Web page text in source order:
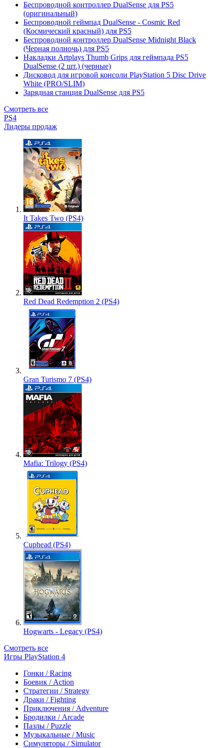
Беспроводной контроллер DualSense для PS5
(оригинальный)
Беспроводной геймпад DualSense - Cosmic Red
(Космический красный) для PS5
Беспроводной контроллер DualSense Midnight Black
(Черная полночь) для PS5
Накладки Artplays Thumb Grips для геймпада PS5
DualSense (2 шт.) (черные)
Дисковод для игровой консоли PlayStation 5 Disc Drive
White (PRO/SLIM)
Зарядная станция DualSense для PS5
Смотреть все
PS4
Лидеры продаж
It Takes Two (PS4)
Red Dead Redemption 2 (PS4)
Gran Turismo 7 (PS4)
Mafia: Trilogy (PS4)
Cuphead (PS4)
Hogwarts - Legacy (PS4)
Смотреть все
Игры PlayStation 4
Гонки / Racing
Боевик / Action
Стратегии / Strategy
Драки / Fighting
Приключения / Adventure
Бродилки / Arcade
Пазлы / Puzzle
Музыкальные / Music
Симуляторы / Simulator